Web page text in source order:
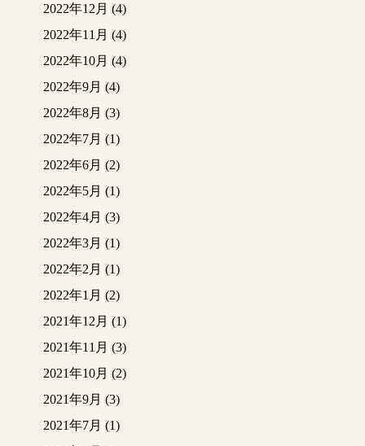
2022年12月 (4)
2022年11月 (4)
2022年10月 (4)
2022年9月 (4)
2022年8月 (3)
2022年7月 (1)
2022年6月 (2)
2022年5月 (1)
2022年4月 (3)
2022年3月 (1)
2022年2月 (1)
2022年1月 (2)
2021年12月 (1)
2021年11月 (3)
2021年10月 (2)
2021年9月 (3)
2021年7月 (1)